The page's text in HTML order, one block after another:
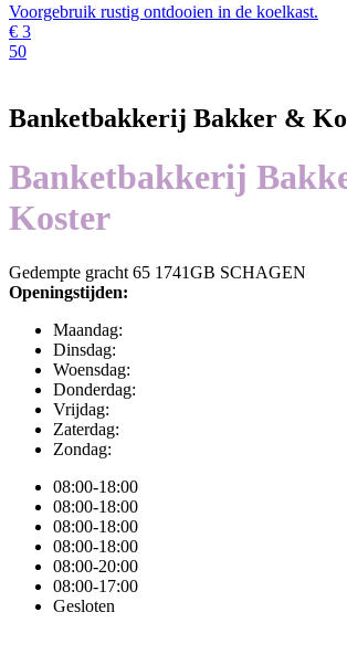
Voorgebruik rustig ontdooien in de koelkast.
€ 3
50
Banketbakkerij Bakker &
Banketbakkerij
Koster
Gedempte gracht 65 1741GB SCHAGEN
Openingstijden:
Maandag:
Dinsdag:
Woensdag:
Donderdag:
Vrijdag:
Zaterdag:
Zondag:
08:00-18:00
08:00-18:00
08:00-18:00
08:00-18:00
08:00-20:00
08:00-17:00
Gesloten